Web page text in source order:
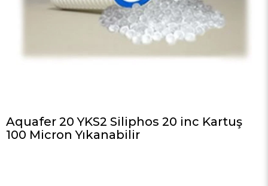
Aquafer 20 YKS2 Siliphos 20 inc Kartuş
100 Micron Yıkanabilir